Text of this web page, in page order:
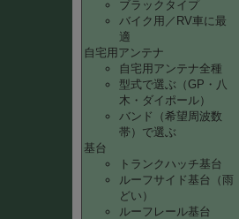
ブラックタイプ
バイク用／RV車に最
適
自宅用アンテナ
自宅用アンテナ全種
型式で選ぶ（GP・八
木・ダイポール）
バンド（希望周波数
帯）で選ぶ
基台
トランクハッチ基台
ルーフサイド基台（雨
どい）
ルーフレール基台